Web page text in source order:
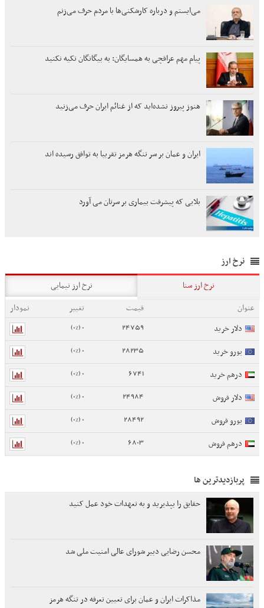
می‌ایستم و درباره کارشکنی‌ها با مردم حرف می‌زنم
پیام مهم عراقچی به همسایگان: به بیگانگان تکیه نکنید
هنوز پیروز نشده‌اید که از غنائم ایران حرف می‌زنید
ایران و عمان بر سر تنگه هرمز تقریبا به توافق رسیده اند
بلایی که پیشرفت بیماری بر سرتان می آورد
نرخ ارز
نرخ ارز سنا
نرخ ارز نیمایی
عنوان
قیمت تغییر
نمودار
دلار خرید
24759
0 (0%)
یورو خرید 28235
0 (0%)
درهم خرید 6741
0 (0%)
دلار فروش 24984
0 (0%)
یورو فروش 28492
0 (0%)
درهم فروش 6803
0 (0%)
پربازدیدترین ها
حقایق را بپذیرید و به تعهدات خود عمل کنید
محسن رضایی دبیر شورای عالی امنیت ملی شد
مذاکرات ایران و عمان برای تعیین تعرفه در تنگه هرمز